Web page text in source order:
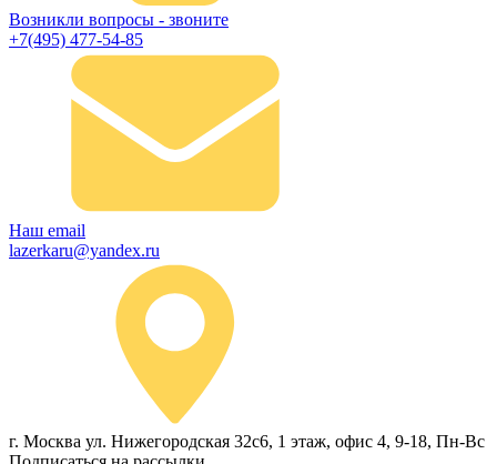
Возникли вопросы - звоните
+7(495) 477-54-85
Наш email
lazerkaru@yandex.ru
г. Москва ул. Нижегородская 32с6, 1 этаж, офис 4, 9-18, Пн-Вс